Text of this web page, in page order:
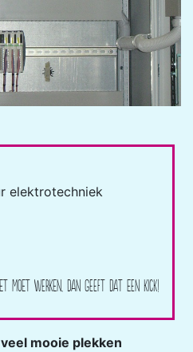
elektrotechniek
werken, dan geeft dat een kick!
mooie plekken